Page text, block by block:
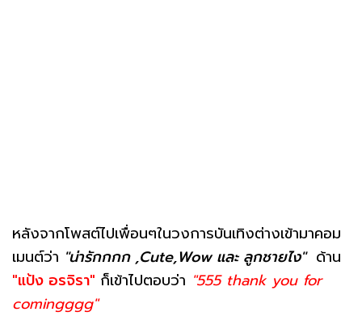
หลังจากโพสต์ไปเพื่อนๆในวงการบันเทิงต่างเข้ามาคอม
เมนต์ว่า "น่ารักกกก ,Cute,Wow และ ลูกชายไง" ด้าน
"แป้ง อรจิรา" ก็เข้าไปตอบว่า "555 thank you for
comingggg"